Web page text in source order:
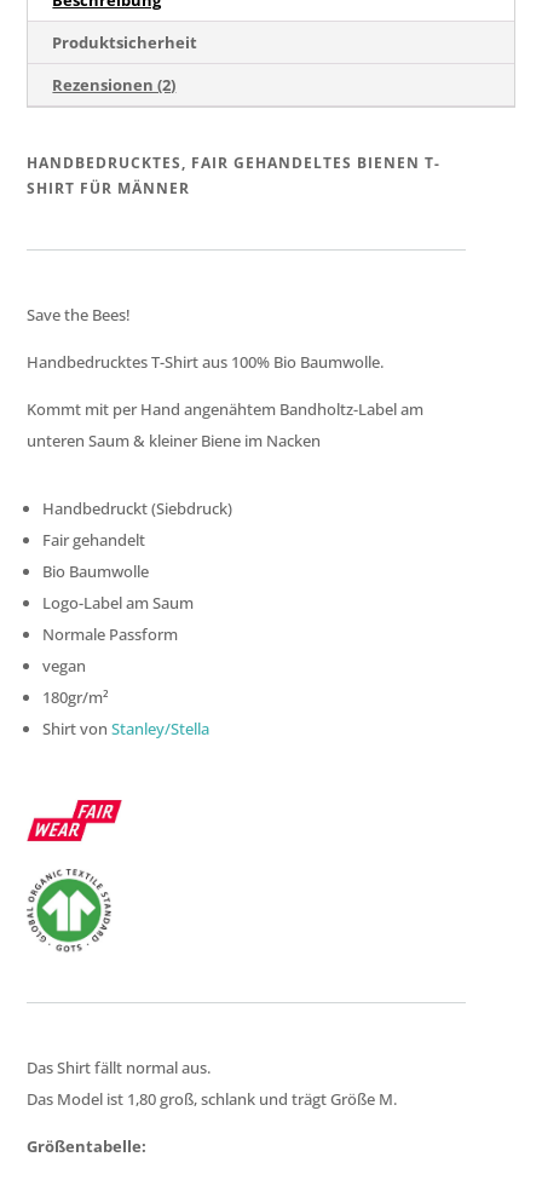
Produktsicherheit
Rezensionen (2)
HANDBEDRUCKTES, FAIR GEHANDELTES BIENEN T-
SHIRT FÜR MÄNNER
Save the Bees!
Handbedrucktes T-Shirt aus 100% Bio Baumwolle.
Kommt mit per Hand angenähtem Bandholtz-Label am
unteren Saum & kleiner Biene im Nacken
Handbedruckt (Siebdruck)
Fair gehandelt
Bio Baumwolle
Logo-Label am Saum
Normale Passform
vegan
180gr/m²
Shirt vonStanley/Stella
Das Shirt fällt normal aus.
Das Model ist 1,80 groß, schlank und trägt Größe M.
Größentabelle: